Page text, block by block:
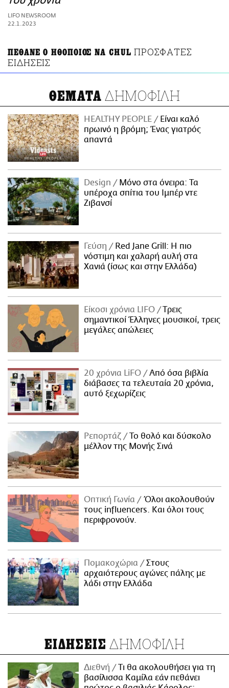
ΑΜΠΑ
PRINT
LIFO NEWSROOM
22.1.2023
ΠΕΘΑΝΕ Ο ΗΘΟΠΟΙΟΣ NA CHUL ΠΡΟΣΦΑΤΕΣ
ΕΙΔΗΣΕΙΣ
ΘΕΜΑΤΑ ΔΗΜΟΦΙΛΗ
HEALTHY PEOPLE
Είναι καλό
πρωινό η βρόμη; Ένας γιατρός
απαντά
Design
Μόνο στα όνειρα: Τα
υπέροχα σπίτια του Ιμπέρ ντε
Ζιβανσί
Γεύση
Red Jane Grill: Η πιο
νόστιμη και χαλαρή αυλή στα
Χανιά (ίσως και στην Ελλάδα)
Είκοσι χρόνια LIFO
Tρεις
σημαντικοί Έλληνες μουσικοί, τρεις
μεγάλες απώλειες
20 χρόνια LiFO
Από όσα βιβλία
διάβασες τα τελευταία 20 χρόνια,
αυτό ξεχωρίζεις
Ρεπορτάζ
Το θολό και δύσκολο
μέλλον της Μονής Σινά
Οπτική Γωνία
Όλοι ακολουθούν
τους influencers. Και όλοι τους
περιφρονούν.
Πομακοχώρια
Στους
αρχαιότερους αγώνες πάλης με
λάδι στην Ελλάδα
ΕΙΔΗΣΕΙΣ ΔΗΜΟΦΙΛΗ
Διεθνή
Τι θα ακολουθήσει για τη
βασίλισσα Καμίλα εάν πεθάνει